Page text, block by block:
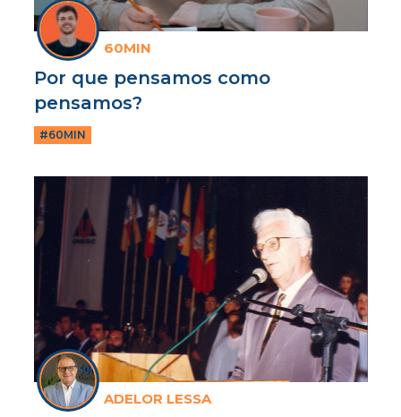
60MIN
Por que pensamos como
pensamos?
#60MIN
ADELOR LESSA